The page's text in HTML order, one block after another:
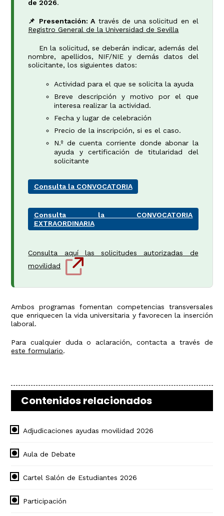
de 2026.
📌 Presentación: A través de una solicitud en el
Registro General de la Universidad de Sevilla
En la solicitud, se deberán indicar, además del
nombre, apellidos, NIF/NIE y demás datos del
solicitante, los siguientes datos:
Actividad para el que se solicita la ayuda
Breve descripción y motivo por el que
interesa realizar la actividad.
Fecha y lugar de celebración
Precio de la inscripción, si es el caso.
N.º de cuenta corriente donde abonar la
ayuda y certificación de titularidad del
solicitante
Consulta la CONVOCATORIA
Consulta la CONVOCATORIA
EXTRAORDINARIA
Consulta aquí las solicitudes autorizadas de
movilidad
Ambos programas fomentan competencias transversales
que enriquecen la vida universitaria y favorecen la inserción
laboral.
Para cualquier duda o aclaración, contacta a través de
este formulario.
Contenidos relacionados
Adjudicaciones ayudas movilidad 2026
Aula de Debate
Cartel Salón de Estudiantes 2026
Participación